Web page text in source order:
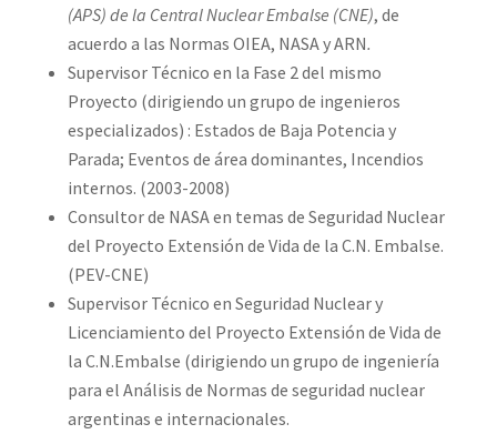
(APS) de la Central Nuclear Embalse (CNE), de
acuerdo a las Normas OIEA, NASA y ARN.
Supervisor Técnico en la Fase 2 del mismo
Proyecto (dirigiendo un grupo de ingenieros
especializados) : Estados de Baja Potencia y
Parada; Eventos de área dominantes, Incendios
internos. (2003-2008)
Consultor de NASA en temas de Seguridad Nuclear
del Proyecto Extensión de Vida de la C.N. Embalse.
(PEV-CNE)
Supervisor Técnico en Seguridad Nuclear y
Licenciamiento del Proyecto Extensión de Vida de
la C.N.Embalse (dirigiendo un grupo de ingeniería
para el Análisis de Normas de seguridad nuclear
argentinas e internacionales.